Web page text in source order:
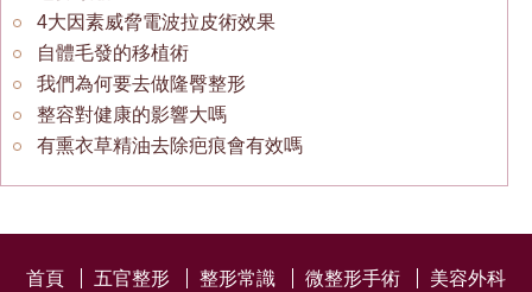
4大因素威脅電波拉皮術效果
自體毛發的移植術
我們為何要去做隆臀整形
整容對健康的影響大嗎
有熏衣草精油去除疤痕會有效嗎
首頁 五官整形 整形常識 微整形手術 美容外科